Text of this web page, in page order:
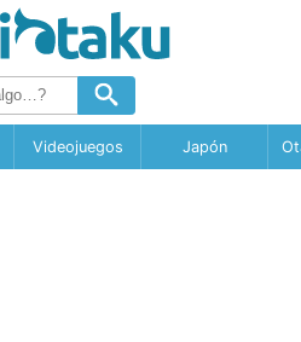
Videojuegos Japón